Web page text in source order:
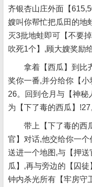
齐银杏山庄外面【
嫂叫你帮忙把瓜田的地
灭3批地蛙即可【不要
吹死1个】,顾大嫂奖励
拿着【西瓜】到比
奖你一番,并分给你【
26。回到仓月与【神秘
为【下了毒的西瓜】!27
带上【下了毒的西
官】对话,他交给你一
送进一个地图,与【押
瓜】,再与旁边的【囚
钟内杀光所有【牢房守